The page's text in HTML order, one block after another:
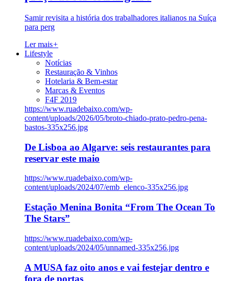
Samir revisita a história dos trabalhadores italianos na Suíça
para perg
Ler mais+
Lifestyle
Notícias
Restauração & Vinhos
Hotelaria & Bem-estar
Marcas & Eventos
F4F 2019
https://www.ruadebaixo.com/wp-
content/uploads/2026/05/broto-chiado-prato-pedro-pena-
bastos-335x256.jpg
De Lisboa ao Algarve: seis restaurantes para
reservar este maio
https://www.ruadebaixo.com/wp-
content/uploads/2024/07/emb_elenco-335x256.jpg
Estação Menina Bonita “From The Ocean To
The Stars”
https://www.ruadebaixo.com/wp-
content/uploads/2024/05/unnamed-335x256.jpg
A MUSA faz oito anos e vai festejar dentro e
fora de portas